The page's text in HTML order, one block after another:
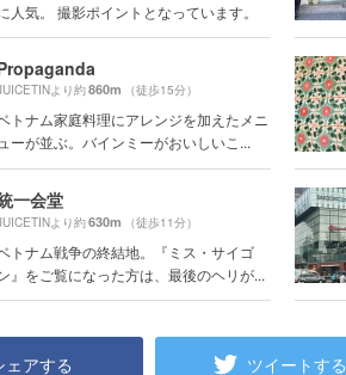
人気。 撮影ポイントとなっています。
より約860m （徒歩15分）
トナム家庭料理にアレンジを加えたメニ
ューが並ぶ。バインミーがおいしいこ...
一会堂
より約630m （徒歩11分）
トナム戦争の終結地。『ミス・サイゴ
』をご覧になった方は、最後のヘリが...
ェアする ツイートする